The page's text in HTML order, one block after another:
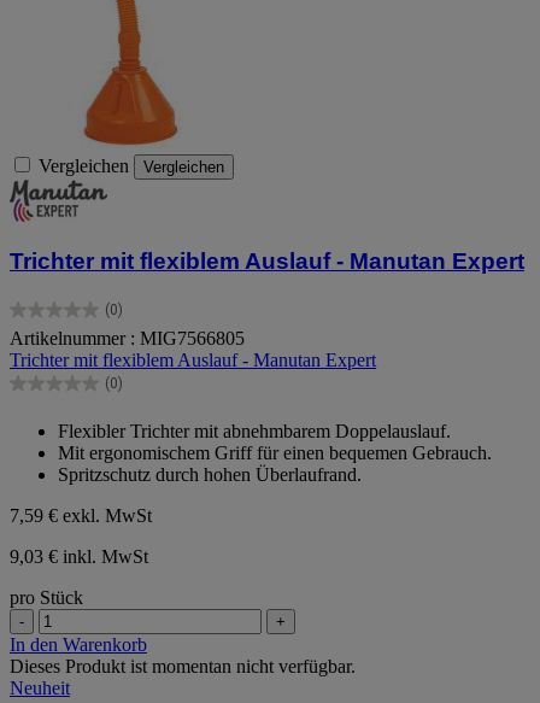
Vergleichen Vergleichen
Trichter mit flexiblem Auslauf - Manutan Expert
(0)
0.0
von
5
Sternen.
Artikelnummer : MIG7566805
Trichter mit flexiblem Auslauf - Manutan Expert
(0)
0.0
Sternen.
Flexibler Trichter mit abnehmbarem Doppelauslauf.
Mit ergonomischem Griff für einen bequemen Gebrauch.
Spritzschutz durch hohen Überlaufrand.
7,59 € exkl. MwSt
9,03 € inkl. MwSt
pro Stück
- +
In den Warenkorb
Dieses Produkt ist momentan nicht verfügbar.
Neuheit